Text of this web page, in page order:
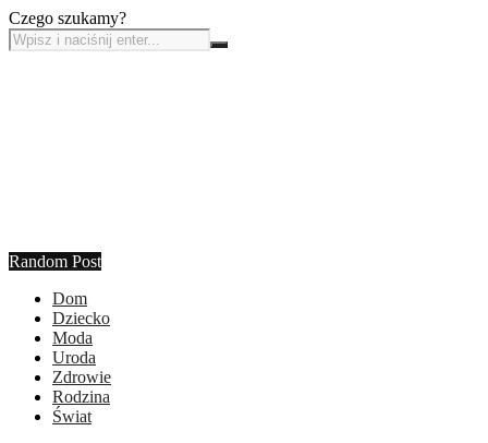
Czego szukamy?
Random Post
Dom
Dziecko
Moda
Uroda
Zdrowie
Rodzina
Świat